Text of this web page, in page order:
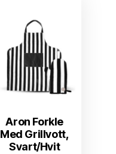
Aron Forkle
Med Grillvott,
Svart/Hvit